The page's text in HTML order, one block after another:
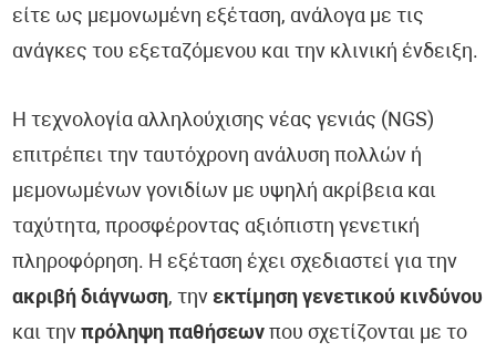
είτε ως μεμονωμένη εξέταση, ανάλογα με τις
ανάγκες του εξεταζόμενου και την κλινική ένδειξη.
Η τεχνολογία αλληλούχισης νέας γενιάς (NGS)
επιτρέπει την ταυτόχρονη ανάλυση πολλών ή
μεμονωμένων γονιδίων με υψηλή ακρίβεια και
ταχύτητα, προσφέροντας αξιόπιστη γενετική
πληροφόρηση. Η εξέταση έχει σχεδιαστεί για την
ακριβή διάγνωση, τηνεκτίμηση γενετικού κινδύνου
και τηνπρόληψη παθήσεων που σχετίζονται με το